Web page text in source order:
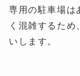
専用の駐車場は
く混雑するた
いします。